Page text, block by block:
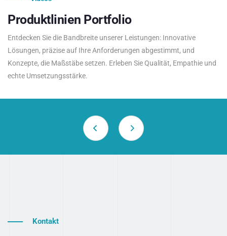
Produktlinien Portfolio
Entdecken Sie die Bandbreite unserer Leistungen: Innovative
Lösungen, präzise auf Ihre Anforderungen abgestimmt, und
Konzepte, die Maßstäbe setzen. Erleben Sie Qualität, Empathie und
echte Umsetzungsstärke.
Kontakt